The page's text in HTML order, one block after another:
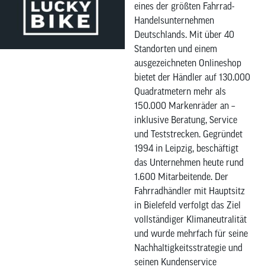
eines der größten Fahrrad-
Handelsunternehmen
Deutschlands. Mit über 40
Standorten und einem
ausgezeichneten Onlineshop
bietet der Händler auf 130.000
Quadratmetern mehr als
150.000 Markenräder an –
inklusive Beratung, Service
und Teststrecken. Gegründet
1994 in Leipzig, beschäftigt
das Unternehmen heute rund
1.600 Mitarbeitende. Der
Fahrradhändler mit Hauptsitz
in Bielefeld verfolgt das Ziel
vollständiger Klimaneutralität
und wurde mehrfach für seine
Nachhaltigkeitsstrategie und
seinen Kundenservice